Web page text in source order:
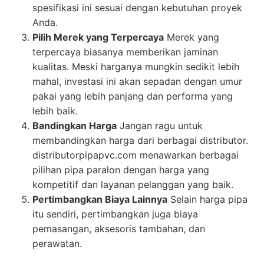
spesifikasi ini sesuai dengan kebutuhan proyek
Anda.
Pilih Merek yang Terpercaya Merek yang
terpercaya biasanya memberikan jaminan
kualitas. Meski harganya mungkin sedikit lebih
mahal, investasi ini akan sepadan dengan umur
pakai yang lebih panjang dan performa yang
lebih baik.
Bandingkan Harga Jangan ragu untuk
membandingkan harga dari berbagai distributor.
distributorpipapvc.com menawarkan berbagai
pilihan pipa paralon dengan harga yang
kompetitif dan layanan pelanggan yang baik.
Pertimbangkan Biaya Lainnya Selain harga pipa
itu sendiri, pertimbangkan juga biaya
pemasangan, aksesoris tambahan, dan
perawatan.